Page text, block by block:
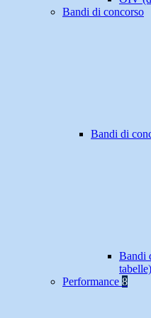
Bandi di concorso
Bandi di
Bandi
tabelle)
Performance 8